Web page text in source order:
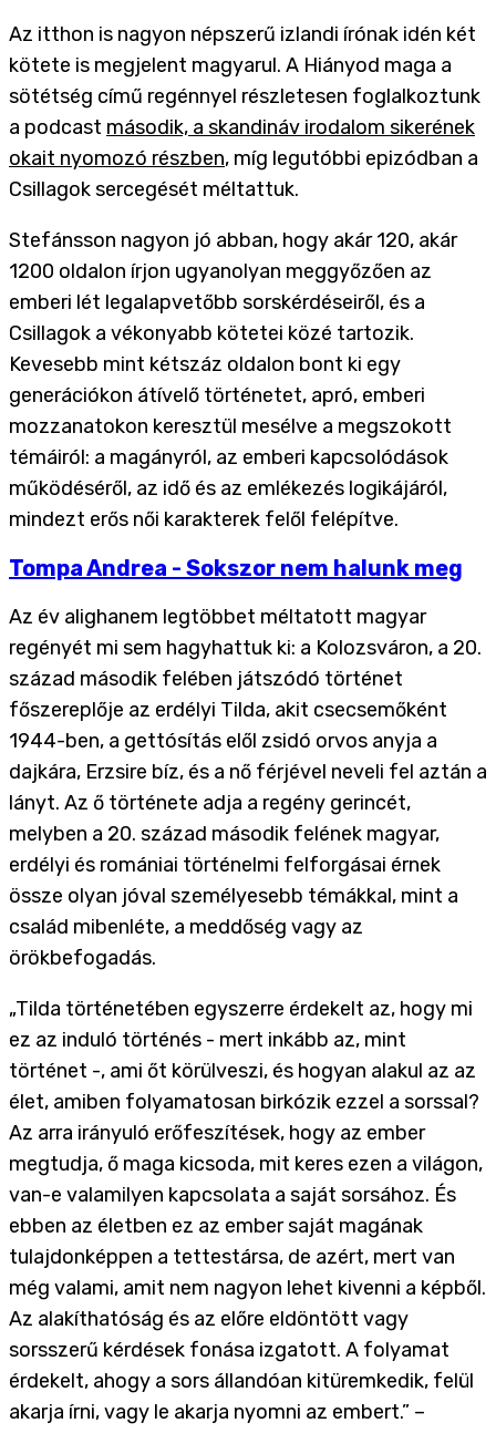
Az itthon is nagyon népszerű izlandi írónak idén két
kötete is megjelent magyarul. A Hiányod maga a
sötétség című regénnyel részletesen foglalkoztunk
a podcast második, a skandináv irodalom sikerének
okait nyomozó részben, míg legutóbbi epizódban a
Csillagok sercegését méltattuk.
Stefánsson nagyon jó abban, hogy akár 120, akár
1200 oldalon írjon ugyanolyan meggyőzően az
emberi lét legalapvetőbb sorskérdéseiről, és a
Csillagok a vékonyabb kötetei közé tartozik.
Kevesebb mint kétszáz oldalon bont ki egy
generációkon átívelő történetet, apró, emberi
mozzanatokon keresztül mesélve a megszokott
témáiról: a magányról, az emberi kapcsolódások
működéséről, az idő és az emlékezés logikájáról,
mindezt erős női karakterek felől felépítve.
Tompa Andrea - Sokszor nem halunk meg
Az év alighanem legtöbbet méltatott magyar
regényét mi sem hagyhattuk ki: a Kolozsváron, a 20.
század második felében játszódó történet
főszereplője az erdélyi Tilda, akit csecsemőként
1944-ben, a gettósítás elől zsidó orvos anyja a
dajkára, Erzsire bíz, és a nő férjével neveli fel aztán a
lányt. Az ő története adja a regény gerincét,
melyben a 20. század második felének magyar,
erdélyi és romániai történelmi felforgásai érnek
össze olyan jóval személyesebb témákkal, mint a
család mibenléte, a meddőség vagy az
örökbefogadás.
„Tilda történetében egyszerre érdekelt az, hogy mi
ez az induló történés - mert inkább az, mint
történet -, ami őt körülveszi, és hogyan alakul az az
élet, amiben folyamatosan birkózik ezzel a sorssal?
Az arra irányuló erőfeszítések, hogy az ember
megtudja, ő maga kicsoda, mit keres ezen a világon,
van-e valamilyen kapcsolata a saját sorsához. És
ebben az életben ez az ember saját magának
tulajdonképpen a tettestársa, de azért, mert van
még valami, amit nem nagyon lehet kivenni a képből.
Az alakíthatóság és az előre eldöntött vagy
sorsszerű kérdések fonása izgatott. A folyamat
érdekelt, ahogy a sors állandóan kitüremkedik, felül
akarja írni, vagy le akarja nyomni az embert.” –